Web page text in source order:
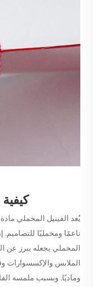
يُعد الفينيل المخملي
ناعمًا ومخمليًا
المخملي يجعله يبرز عن
الملابس والإكسسوارات
وماديًا. وبسبب ملمسه